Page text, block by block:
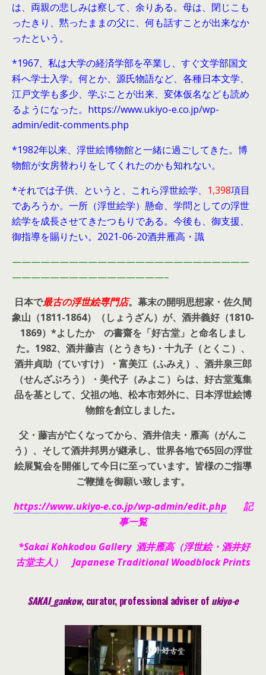
は、両親の悲しみは察して、余りある。母は、閉じこも
ったきり、黙ったままの父に、何も話すことが出来なか
ったという。
*1967、私は大学の経済学部を卒業し、すぐ文学部国文
科へ学士入学。何とか、源氏物語など、各種日本文学、
江戸文学も多少、学ぶことが出来、変体仮名なども読め
るようになった。https://www.ukiyo-e.co.jp/wp-
admin/edit-comments.php
*1982年以来、浮世絵博物館と一緒に過ごしてきた。博
物館が女房替わりをしてくれたのかも知れない。
*それでは子供、というと、これら浮世絵学、 1,398項目
であろうか。一所（浮世絵学）懸命、学問としての浮世
絵学を成長させてきたつもりである。今後も、御支援、
御指導を賜りたい。2021-06-20酒井雁高・識
—————————————————————————
————————————————–
日本で最古の浮世絵専門店。幕末の開明思想家・ 佐久間
象山（1811-1864）（しょうざん）が、酒井義好（1810-
1869）*よしたか の書齋を「好古堂」と命名しまし
た。 1982、酒井藤吉（とうきち)・十九子（とくこ）、
酒井貞助（ていすけ）・富美江（ふみえ）、酒井泉三郎
（せんざぶろう）・美代子（みよこ）らは、好古堂蒐集
品を基として、父祖の地、松本市郊外に、日本浮世絵博
物館を創立しました。
父・藤吉が亡くなってから、酒井信夫・雁高（がんこ
う）、そして酒井邦男が継承し、世界各地で65回の浮世
絵展覧会を開催して今日に至っています。皆様のご指導
ご鞭撻を御願い致します。
https://www.ukiyo-e.co.jp/wp-admin/edit.php 記
事一覧
*Sakai Kohkodou Gallery 酒井雁高（浮世絵・酒井好
古堂主人） Japanese Traditional Woodblock Prints
SAKAI_gankow, curator, professional adviser of ukiyo-e